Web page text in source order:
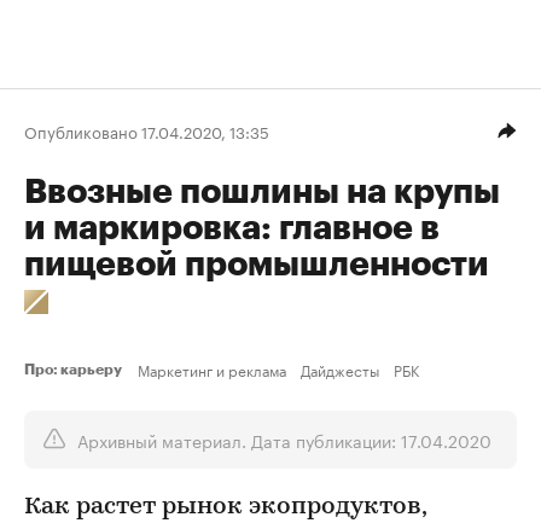
Опубликовано 17.04.2020, 13:35
Ввозные пошлины на крупы
и маркировка: главное в
пищевой промышленности
Про: карьеру Маркетинг и реклама Дайджесты РБК
Архивный материал. Дата публикации: 17.04.2020
Как растет рынок экопродуктов,